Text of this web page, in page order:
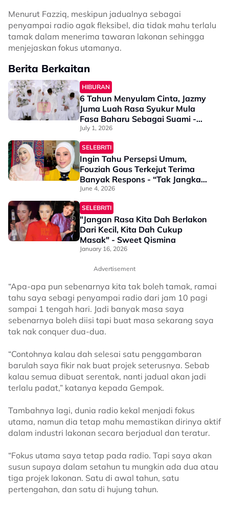
Menurut Fazziq, meskipun jadualnya sebagai
penyampai radio agak fleksibel, dia tidak mahu terlalu
tamak dalam menerima tawaran lakonan sehingga
menjejaskan fokus utamanya.
Berita Berkaitan
HIBURAN
6 Tahun Menyulam Cinta, Jazmy
Juma Luah Rasa Syukur Mula
Fasa Baharu Sebagai Suami -
“Terima Kasih Kerana…”
July 1, 2026
SELEBRITI
Ingin Tahu Persepsi Umum,
Fouziah Gous Terkejut Terima
Banyak Respons - “Tak Jangka
Korang Balas Dengan
Pandangan Saya ‘Artis’ Tapi…”
June 4, 2026
SELEBRITI
"Jangan Rasa Kita Dah Berlakon
Dari Kecil, Kita Dah Cukup
Masak" - Sweet Qismina
January 16, 2026
Advertisement
“Apa-apa pun sebenarnya kita tak boleh tamak, ramai
tahu saya sebagi penyampai radio dari jam 10 pagi
sampai 1 tengah hari. Jadi banyak masa saya
sebenarnya boleh diisi tapi buat masa sekarang saya
tak nak conquer dua-dua.
“Contohnya kalau dah selesai satu penggambaran
barulah saya fikir nak buat projek seterusnya. Sebab
kalau semua dibuat serentak, nanti jadual akan jadi
terlalu padat,” katanya kepada Gempak.
Tambahnya lagi, dunia radio kekal menjadi fokus
utama, namun dia tetap mahu memastikan dirinya aktif
dalam industri lakonan secara berjadual dan teratur.
“Fokus utama saya tetap pada radio. Tapi saya akan
susun supaya dalam setahun tu mungkin ada dua atau
tiga projek lakonan. Satu di awal tahun, satu
pertengahan, dan satu di hujung tahun.